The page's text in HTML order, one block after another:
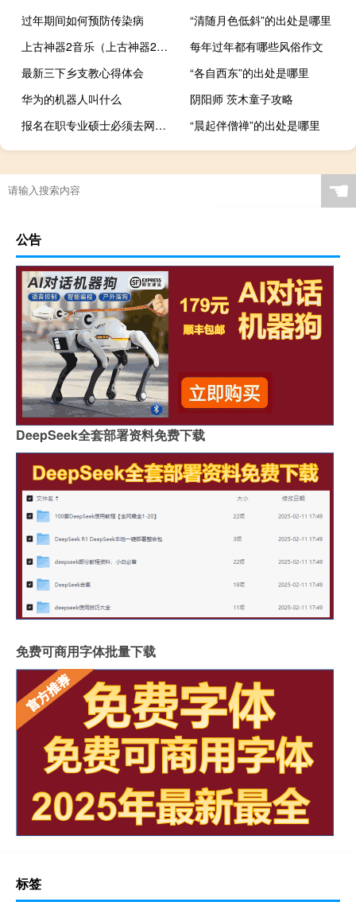
过年期间如何预防传染病
“清随月色低斜”的出处是哪里
上古神器2音乐（上古神器2完美版）
每年过年都有哪些风俗作文
最新三下乡支教心得体会
“各自西东”的出处是哪里
华为的机器人叫什么
阴阳师 茨木童子攻略
报名在职专业硕士必须去网上报名吗
“晨起伴僧禅”的出处是哪里
☚
公告
DeepSeek全套部署资料免费下载
免费可商用字体批量下载
标签